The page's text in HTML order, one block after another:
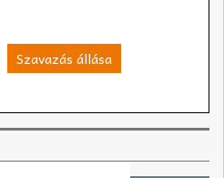
Szavazás állása